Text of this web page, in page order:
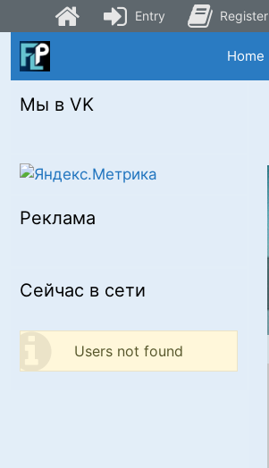
Skip
Home
Мы в VK
Реклама
Сейчас в сети
Users not found
Entry Register